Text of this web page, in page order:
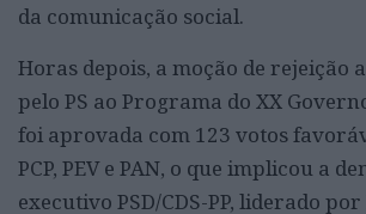
da comunicação social.
Horas depois, a moção de rejeição
pelo PS ao Programa do XX
foi aprovada com 123 votos
PCP, PEV e PAN, o que implicou a
executivo PSD/CDS-PP, liderado